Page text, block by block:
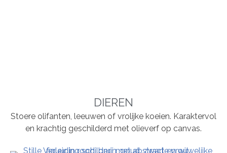
DIEREN
Stoere olifanten, leeuwen of vrolijke koeien. Karaktervol
en krachtig geschilderd met olieverf op canvas.